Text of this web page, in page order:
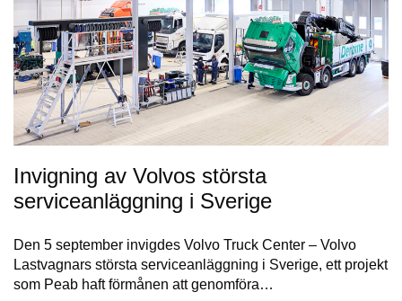
Invigning av Volvos största
serviceanläggning i Sverige
Den 5 september invigdes Volvo Truck Center – Volvo
Lastvagnars största serviceanläggning i Sverige, ett projekt
som Peab haft förmånen att genomföra…